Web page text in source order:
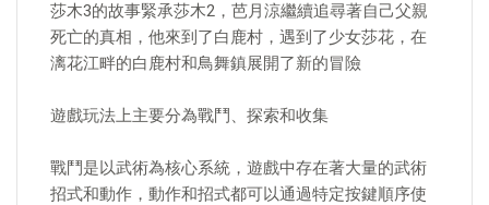
莎木3的故事緊承莎木2，芭月涼繼續追尋著自己父親
死亡的真相，他來到了白鹿村，遇到了少女莎花，在
漓花江畔的白鹿村和鳥舞鎮展開了新的冒險
遊戲玩法上主要分為戰鬥、探索和收集
戰鬥是以武術為核心系統，遊戲中存在著大量的武術
招式和動作，動作和招式都可以通過特定按鍵順序使